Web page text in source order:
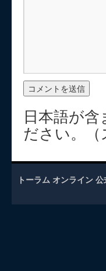
日本語が
ださい。（
トーラム オンライン